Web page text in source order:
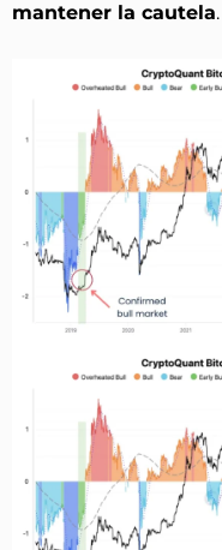
mantener la cautela.